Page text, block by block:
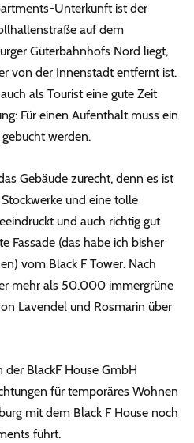
Unterkunft ist der
auf dem
Güterbahnhofs Nord liegt,
von der Innenstadt entfernt ist.
als Tourist eine gute Zeit
Für einen Aufenthalt muss ein
werden.
Gebäude zurecht, denn es ist
und eine tolle
und auch richtig gut
Fassade (das habe ich bisher
vom Black F Tower. Nach
mehr als 50.000 immergrüne
Lavendel und Rosmarin über
BlackF House GmbH
für temporäres Wohnen
mit dem Black F House noch
führt.